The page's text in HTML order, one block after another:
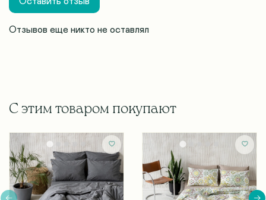
Отзывов еще никто не оставлял
С этим товаром покупают